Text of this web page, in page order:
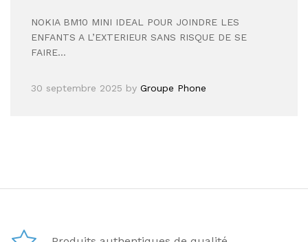
NOKIA BM10 MINI IDEAL POUR JOINDRE LES
ENFANTS A L’EXTERIEUR SANS RISQUE DE SE
FAIRE…
30 septembre 2025 by Groupe Phone